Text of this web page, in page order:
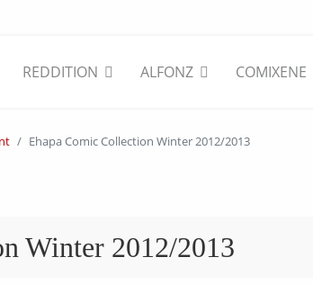
REDDITION ALFONZ COMIXENE
Ehapa Comic Collection Winter 2012/2013
Winter 2012/2013